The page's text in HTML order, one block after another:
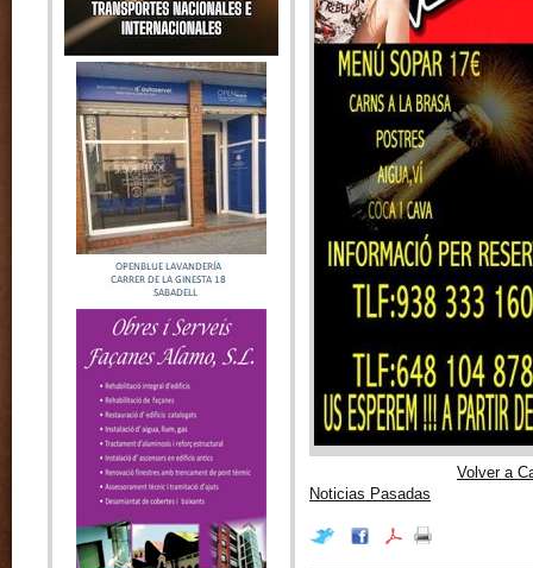
Volver a
Noticias Pasadas